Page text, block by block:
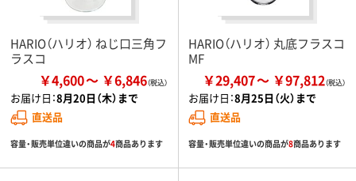
HARIO（ハリオ） ねじ口三角フ
ラスコ
￥4,600 ￥6,846
お届け日：8月20日（木）まで
直送品
容量・販売単位違いの商品が4商品あります
HARIO（ハリオ） 丸底フラスコ
MF
￥29,407 ￥97,812
お届け日：8月25日（火）まで
直送品
容量・販売単位違いの商品が8商品あります